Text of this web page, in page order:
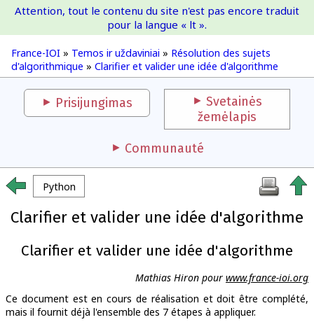
France-IOI
France-IOI » Temos ir uždaviniai » Résolution des sujets
d'algorithmique » Clarifier et valider une idée d'algorithme
Attention, tout le contenu du site n'est pas encore traduit
pour la langue « lt ».
Prisijungimas
Svetainės
žemėlapis
Communauté
Python
Clarifier et valider une idée d'algorithme
Clarifier et valider une idée d'algorithme
Mathias Hiron pour www.france-ioi.org
Ce document est en cours de réalisation et doit être complété,
mais il fournit déjà l'ensemble des 7 étapes à appliquer.